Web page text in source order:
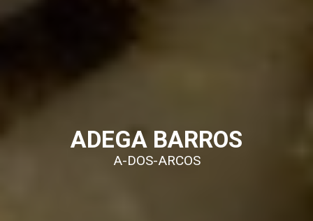
ADEGA BARROS
A-DOS-ARCOS